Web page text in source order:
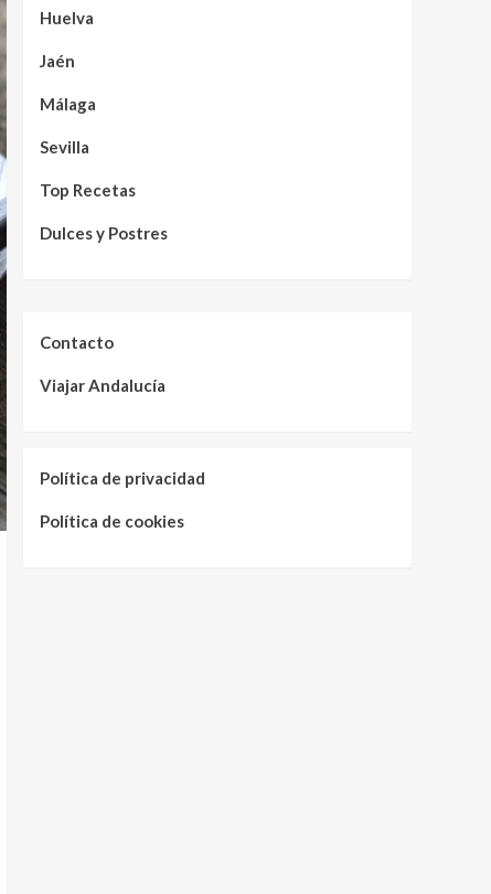
Huelva
Jaén
Málaga
Sevilla
Top Recetas
Dulces y Postres
Contacto
Viajar Andalucía
Política de privacidad
Política de cookies